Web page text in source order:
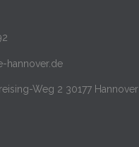
hannover.de
Weg 2 30177 Hannover